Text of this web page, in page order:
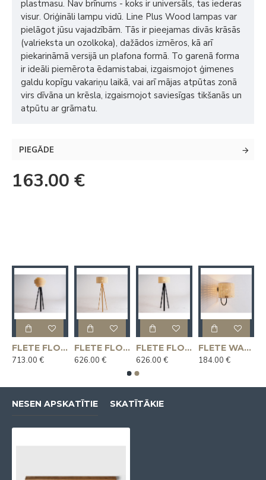
plastmasu. Nav brīnums - koks ir universāls, tas iederas
visur. Oriģināli lampu vidū. Line Plus Wood lampas var
pielāgot jūsu vajadzībām. Tās ir pieejamas divās krāsās
(valrieksta un ozolkoka), dažādos izmēros, kā arī
piekarināmā versijā un plafona formā. To garenā forma
ir ideāli piemērota ēdamistabai, izgaismojot ģimenes
galdu kopīgu vakariņu laikā, vai arī mājas atpūtas zonā
virs dīvāna un krēsla, izgaismojot saviesīgas tikšanās un
atpūtu ar grāmatu.
PIEGĀDE
163.00 €
FLETE FLOOR MIX stāvlampa - melna
713.00 €
FLETE FLOOR stāvlampa 50x25 - dabiska
626.00 €
FLETE FLOOR stāvlampa 50x25 - melna
626.00 €
FLETE WALL 20x17 sienas lampa - melna
184.00 €
NESEN APSKATĪTIE SKATĪTĀKIE